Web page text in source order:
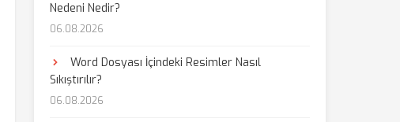
Nedeni Nedir?
06.08.2026
Word Dosyası İçindeki Resimler Nasıl
Sıkıştırılır?
06.08.2026